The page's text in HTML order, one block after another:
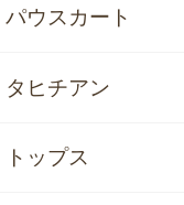
パウスカート
タヒチアン
トップス